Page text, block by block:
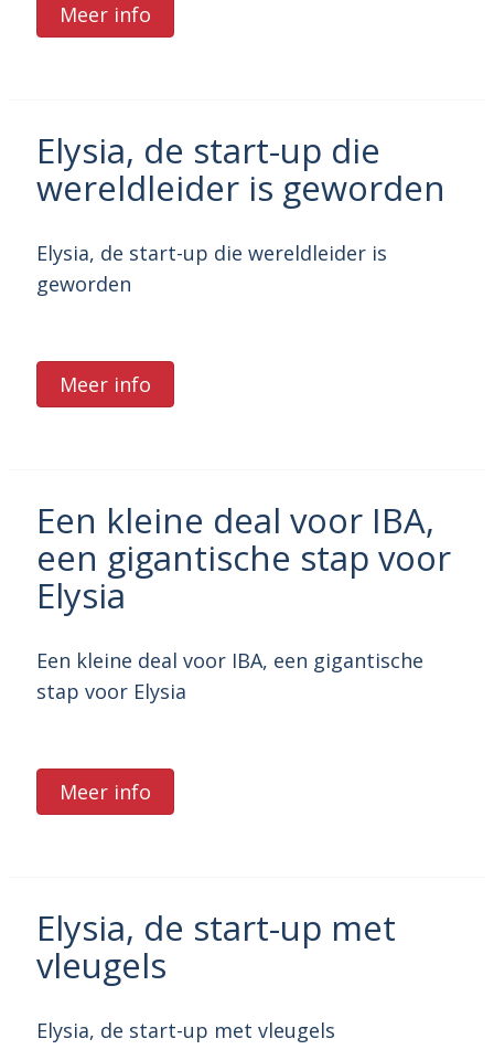
Meer info
Elysia, de start-up die
wereldleider is geworden
Elysia, de start-up die wereldleider is
geworden
Meer info
Een kleine deal voor IBA,
een gigantische stap voor
Elysia
Een kleine deal voor IBA, een gigantische
stap voor Elysia
Meer info
Elysia, de start-up met
vleugels
Elysia, de start-up met vleugels